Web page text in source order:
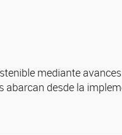
mediante
abarcan desde la